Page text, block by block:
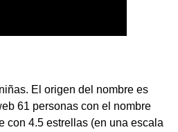
El origen del nombre es
61 personas con el nombre
con 4.5 estrellas (en una escala